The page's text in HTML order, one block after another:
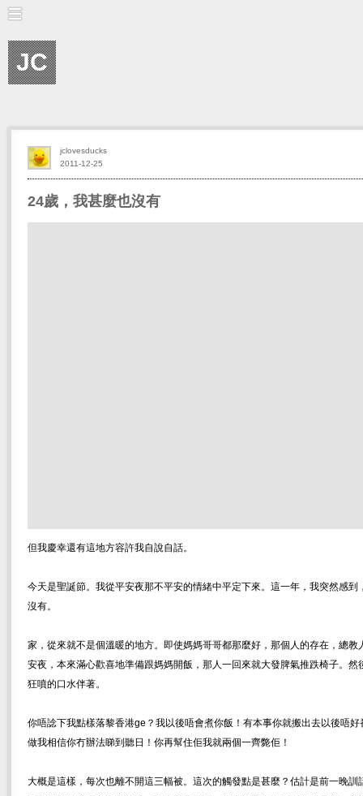
JC
24歲，我甚麼也沒有
但我慶幸還有這地方容許我自說自話。
今天是聖誕節。我從平安夜那不平安的情緒中平定下來。這一年，我突然感到
沒有。
家，從來就不是個溫暖的地方。即使媽媽哥哥都那麼好，那個人的存在，總教
安夜，本來滿心歡喜地準備跟媽媽開飯，那人一回來就大發脾氣推跌椅子。然
狂噴的口水伴著。
你唔諗下我點樣落黎香港ge？我以後唔會煮你飯！有本事你就搬出去以後唔好
做我相信你冇辦法睇到聽日！你再幫住佢我就兩個一齊斃佢！
大概是這樣，每次也離不開這三幅被。這次的觸發點是甚麼？估計是前一晚訓
2011-12-25
jclovesducks